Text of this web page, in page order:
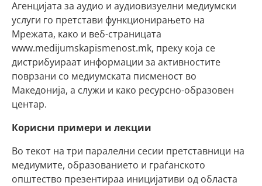
Агенцијата за аудио и аудиовизуелни медиумски
услуги го претстави функционирањето на
Мрежата, како и веб-страницата
www.medijumskapismenost.mk, преку која се
дистрибуираат информации за активностите
поврзани со медиумската писменост во
Македонија, а служи и како ресурсно-образовен
центар.
Корисни примери и лекции
Во текот на три паралелни сесии претставници на
медиумите, образованието и граѓанското
општество презентираа иницијативи од областа